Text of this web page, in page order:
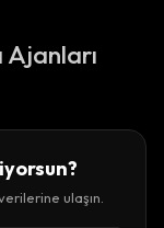
ulaşın.